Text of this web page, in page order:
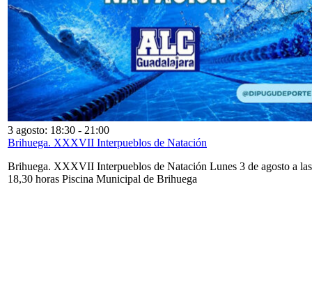
3 agosto: 18:30 - 21:00
Brihuega. XXXVII Interpueblos de Natación
Brihuega. XXXVII Interpueblos de Natación Lunes 3 de agosto a las
18,30 horas Piscina Municipal de Brihuega